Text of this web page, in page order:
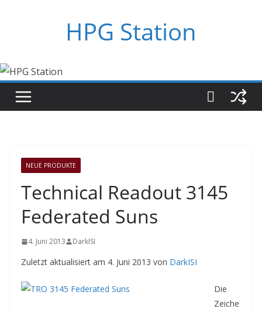
HPG Station
NEUE PRODUKTE
Technical Readout 3145
Federated Suns
4. Juni 2013 DarkISI
Zuletzt aktualisiert am 4. Juni 2013 von DarkISI
Die
Zeiche